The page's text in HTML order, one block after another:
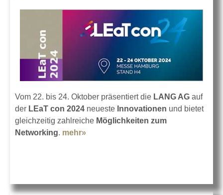
Vom 22. bis 24. Oktober präsentiert die LANG AG auf
der LEaT con 2024 neueste Innovationen und bietet
gleichzeitig zahlreiche Möglichkeiten zum
Networking. mehr»